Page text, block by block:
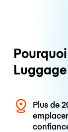
Pourquoi
Plus de